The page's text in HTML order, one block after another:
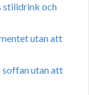
stilldrink och
utan att
soffan utan att